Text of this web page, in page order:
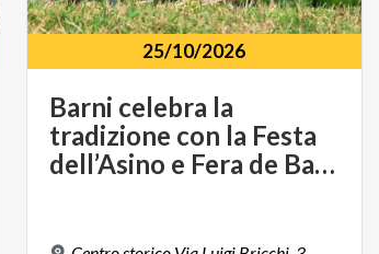
25/10/2026
Barni celebra la
tradizione con la Festa
dell’Asino e Fera de Barni